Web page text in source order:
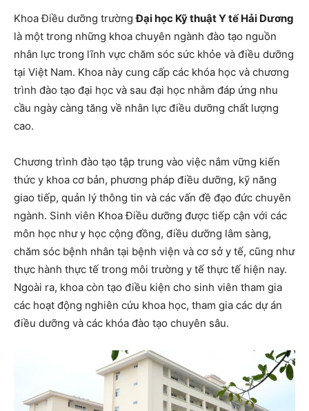
Khoa Điều dưỡng trườngĐại học Kỹ thuật Y tế Hải Dương
là một trong những khoa chuyên ngành đào tạo nguồn
nhân lực trong lĩnh vực chăm sóc sức khỏe và điều dưỡng
tại Việt Nam. Khoa này cung cấp các khóa học và chương
trình đào tạo đại học và sau đại học nhằm đáp ứng nhu
cầu ngày càng tăng về nhân lực điều dưỡng chất lượng
cao.
Chương trình đào tạo tập trung vào việc nắm vững kiến ​​
thức y khoa cơ bản, phương pháp điều dưỡng, kỹ năng
giao tiếp, quản lý thông tin và các vấn đề đạo đức chuyên
ngành. Sinh viên Khoa Điều dưỡng được tiếp cận với các
môn học như y học cộng đồng, điều dưỡng lâm sàng,
chăm sóc bệnh nhân tại bệnh viện và cơ sở y tế, cũng như
thực hành thực tế trong môi trường y tế thực tế hiện nay.
Ngoài ra, khoa còn tạo điều kiện cho sinh viên tham gia
các hoạt động nghiên cứu khoa học, tham gia các dự án
điều dưỡng và các khóa đào tạo chuyên sâu.